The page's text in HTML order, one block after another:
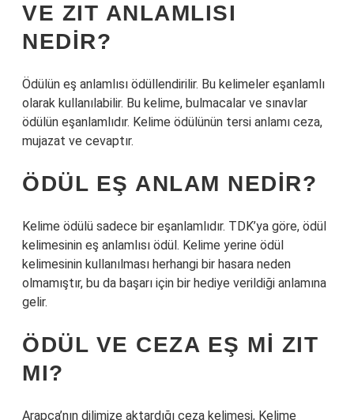
VE ZIT ANLAMLISI
NEDIR?
Ödülün eş anlamlısı ödüllendirilir. Bu kelimeler eşanlamlı
olarak kullanılabilir. Bu kelime, bulmacalar ve sınavlar
ödülün eşanlamlıdır. Kelime ödülünün tersi anlamı ceza,
mujazat ve cevaptır.
ÖDÜL EŞ ANLAM NEDIR?
Kelime ödülü sadece bir eşanlamlıdır. TDK’ya göre, ödül
kelimesinin eş anlamlısı ödül. Kelime yerine ödül
kelimesinin kullanılması herhangi bir hasara neden
olmamıştır, bu da başarı için bir hediye verildiği anlamına
gelir.
ÖDÜL VE CEZA EŞ MI ZIT
MI?
Arapça’nın dilimize aktardığı ceza kelimesi, Kelime